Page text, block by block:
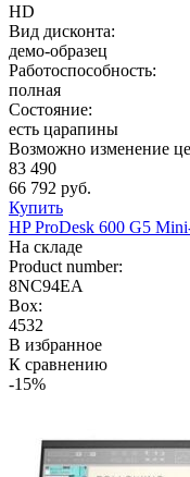
HD
Вид дисконта:
демо-образец
Работоспособность:
полная
Состояние:
есть царапины
Возможно изменение
83 490
66 792 руб.
Купить
HP ProDesk 600 G5
На складе
Product number:
8NC94EA
Box:
4532
В избранное
К сравнению
-15%